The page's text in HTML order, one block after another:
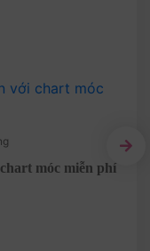
móc miễn phí